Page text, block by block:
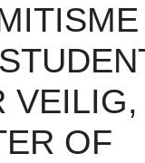
VEILIG,
OF